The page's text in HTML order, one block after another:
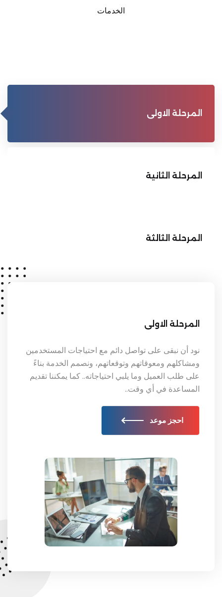
الخدمات
المرحلة الاولى
المرحلة الثانية
المرحلة الثالثة
المرحلة الاولى
نود أن نبقى على تواصل دائم مع احتياجات المستخدمين
ومشاكلهم ومعوقاتهم وتوقعاتهم، ونصمم الخدمة بناءً
على طلب العميل وما يلبي احتياجاته.. كما يمكننا تقديم
المساعدة في أي وقت..
احجز موعد